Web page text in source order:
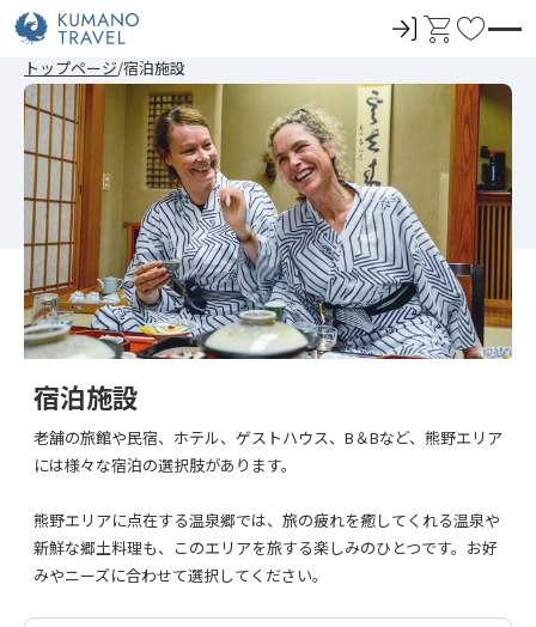
ロ
イ
ン
カ
ト
お
に
入
り
トップページ 宿泊施設
宿泊施設
老舗の旅館や民宿、ホテル、ゲストハウス、B＆Bなど、熊野エリア
には様々な宿泊の選択肢があります。
熊野エリアに点在する温泉郷では、旅の疲れを癒してくれる温泉や
新鮮な郷土料理も、このエリアを旅する楽しみのひとつです。お好
みやニーズに合わせて選択してください。